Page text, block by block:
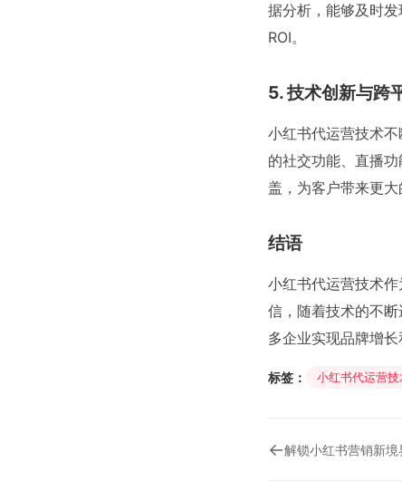
据分析，能够及时
ROI。
5. 技术创新与跨
小红书代运营技术
的社交功能、直播
盖，为客户带来更大
结语
小红书代运营技术
信，随着技术的不
多企业实现品牌增长
标签： 小红书代运营技
←